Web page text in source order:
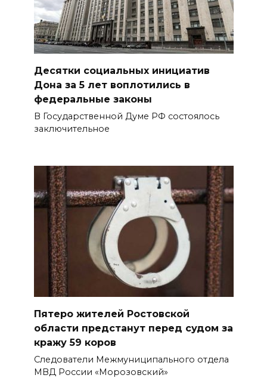
Десятки социальных инициатив
Дона за 5 лет воплотились в
федеральные законы
В Государственной Думе РФ состоялось
заключительное
Пятеро жителей Ростовской
области предстанут перед судом за
кражу 59 коров
Следователи Межмуниципального отдела
МВД России «Морозовский»